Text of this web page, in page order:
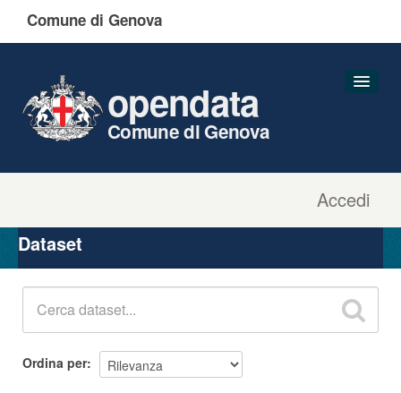
Comune di Genova
Accedi
opendata
Comune di Genova
Organizzazioni
Gruppi
Dataset
Ordina per